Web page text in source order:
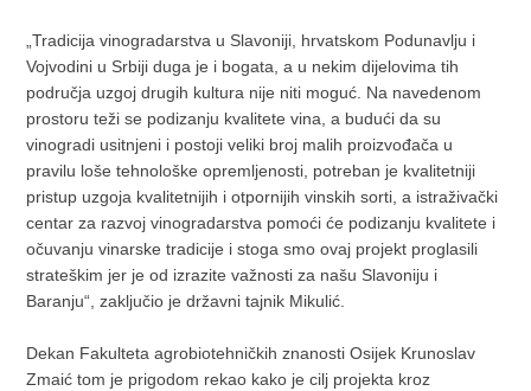
„Tradicija vinogradarstva u Slavoniji, hrvatskom Podunavlju i
Vojvodini u Srbiji duga je i bogata, a u nekim dijelovima tih
područja uzgoj drugih kultura nije niti moguć. Na navedenom
prostoru teži se podizanju kvalitete vina, a budući da su
vinogradi usitnjeni i postoji veliki broj malih proizvođača u
pravilu loše tehnološke opremljenosti, potreban je kvalitetniji
pristup uzgoja kvalitetnijih i otpornijih vinskih sorti, a istraživački
centar za razvoj vinogradarstva pomoći će podizanju kvalitete i
očuvanju vinarske tradicije i stoga smo ovaj projekt proglasili
strateškim jer je od izrazite važnosti za našu Slavoniju i
Baranju“, zaključio je državni tajnik Mikulić.
Dekan Fakulteta agrobiotehničkih znanosti Osijek Krunoslav
Zmaić tom je prigodom rekao kako je cilj projekta kroz